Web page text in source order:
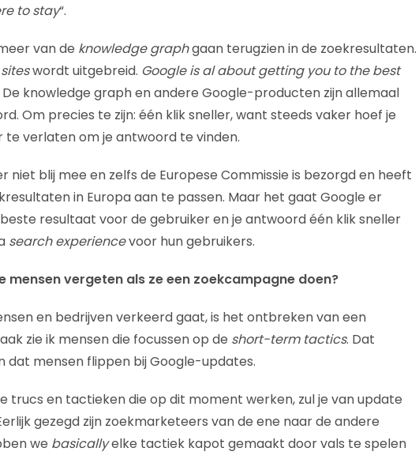
to stay“.
van de knowledge graphgaan terugzien in de zoekresultaten.
wordt uitgebreid. Google is al about getting you to the best
knowledge graph en andere Google-producten zijn allemaal
Om precies te zijn: één klik sneller, want steeds vaker hoef je
verlaten om je antwoord te vinden.
niet blij mee en zelfs de Europese Commissie is bezorgd en heeft
in Europa aan te passen. Maar het gaat Google er
resultaat voor de gebruiker en je antwoord één klik sneller
search experiencevoor hun gebruikers.
mensen vergeten als ze een zoekcampagne doen?
en bedrijven verkeerd gaat, is het ontbreken van een
zie ik mensen die focussen op de short-term tactics. Dat
dat mensen flippen bij Google-updates.
trucs en tactieken die op dit moment werken, zul je van update
gezegd zijn zoekmarketeers van de ene naar de andere
we basicallyelke tactiek kapot gemaakt door vals te spelen